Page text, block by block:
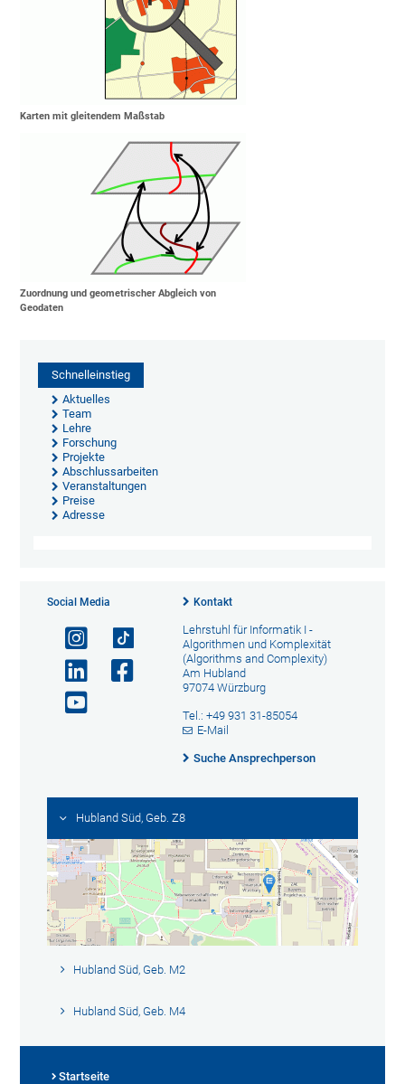
Karten mit gleitendem Maßstab
Zuordnung und geometrischer Abgleich von
Geodaten
Schnelleinstieg
Aktuelles
Team
Lehre
Forschung
Projekte
Abschlussarbeiten
Veranstaltungen
Preise
Adresse
Social Media Kontakt
Lehrstuhl für Informatik I -
Algorithmen und Komplexität
(Algorithms and Complexity)
Am Hubland
97074 Würzburg
Tel.: +49 931 31-85054
E-Mail
Suche Ansprechperson
Hubland Süd, Geb. Z8
Hubland Süd, Geb. M2
Hubland Süd, Geb. M4
Startseite